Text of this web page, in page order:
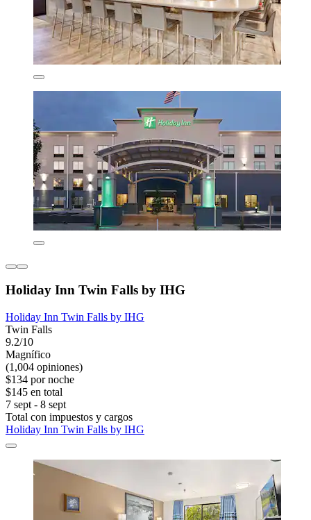
Holiday Inn Twin Falls by IHG
Holiday Inn Twin Falls by IHG
Twin Falls
9.2/10
Magnífico
(1,004 opiniones)
$134 por noche
$145 en total
7 sept - 8 sept
Total con impuestos y cargos
Holiday Inn Twin Falls by IHG